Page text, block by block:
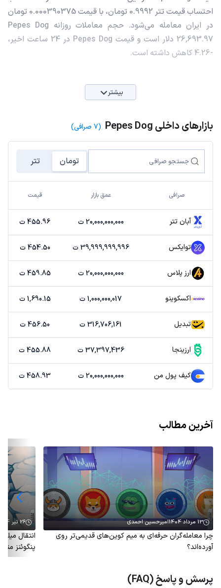
احتساب قیمت تتر 0.9992 تومان، با قیمت 0.000390375 تومان
در ایران معامله می‌شود. حجم معاملات روزانه Pepes Dog
26,693.97 دلار است و قیمت Pepes Dog در 24 ساعت اخیر،
-4.26 کاهش داشته است.
بیشتر
بازارهای داخلی Pepes Dog (7 صرافی)
تومان تتر
صرافی عمق بازار قیمت
آبان تتر 20,000,000,000 ت 455.96 ت
توایکس 39,999,999,996 ت 454.50 ت
ارز پلاس 20,000,000,000 ت 459.85 ت
اکسکوینو 1,000,000,017 ت 1,690.15 ت
تبدیل 316,706,161 ت 456.50 ت
ارزینجا 37,397,436 ت 455.88 ت
کیف پول من 20,000,000,000 ت 458.93 ت
آخرین مطالب
13 مرداد 1404 امیرحسین احمدی
چرا معامله‌گران حرفه‌ای به میم کوین‌های قدیمی‌تر روی
آورده‌اند؟
26 تیر 1404
پنگوئنز
پرسش و پاسخ (FAQ)